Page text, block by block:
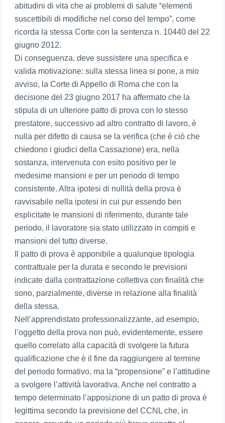
abitudini di vita che ai problemi di salute “elementi
suscettibili di modifiche nel corso del tempo”, come
ricorda la stessa Corte con la sentenza n. 10440 del 22
giugno 2012.
Di conseguenza, deve sussistere una specifica e
valida motivazione: sulla stessa linea si pone, a mio
avviso, la Corte di Appello di Roma che con la
decisione del 23 giugno 2017 ha affermato che la
stipula di un ulteriore patto di prova con lo stesso
prestatore, successivo ad altro contratto di lavoro, è
nulla per difetto di causa se la verifica (che è ciò che
chiedono i giudici della Cassazione) era, nella
sostanza, intervenuta con esito positivo per le
medesime mansioni e per un periodo di tempo
consistente. Altra ipotesi di nullità della prova è
ravvisabile nella ipotesi in cui pur essendo ben
esplicitate le mansioni di riferimento, durante tale
periodo, il lavoratore sia stato utilizzato in compiti e
mansioni del tutto diverse.
Il patto di prova è apponibile a qualunque tipologia
contrattuale per la durata e secondo le previsioni
indicate dalla contrattazione collettiva con finalità che
sono, parzialmente, diverse in relazione alla finalità
della stessa.
Nell’apprendistato professionalizzante, ad esempio,
l’oggetto della prova non può, evidentemente, essere
quello correlato alla capacità di svolgere la futura
qualificazione che è il fine da raggiungere al termine
del periodo formativo, ma la “propensione” e l’attitudine
a svolgere l’attività lavorativa. Anche nel contratto a
tempo determinato l’apposizione di un patto di prova è
legittima secondo la previsione del CCNL che, in